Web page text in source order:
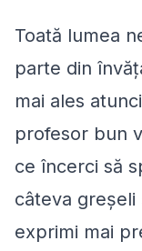
Toată lumea
parte din
mai ales
profesor bun
ce încerci să
câteva greșeli
exprimi mai